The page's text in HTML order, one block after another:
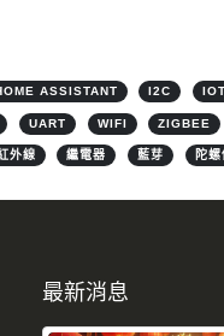
ASSISTANT I2C IOT
UART WIFI ZIGBEE
外線 繼電器 藍芽 陀螺
最新消息